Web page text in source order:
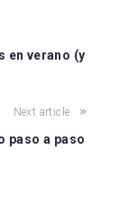
en verano (y
Next article
paso a paso